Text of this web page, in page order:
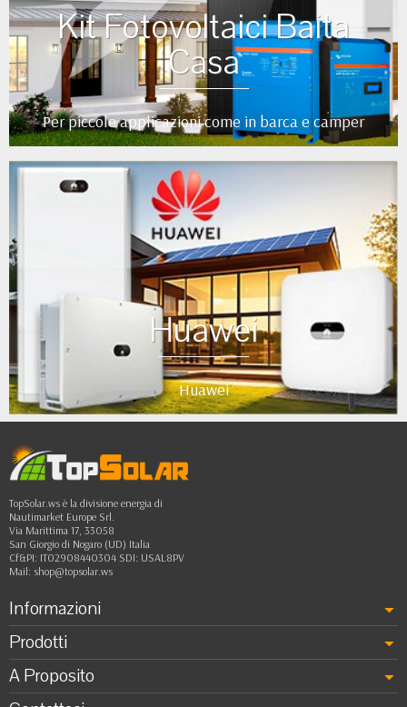
Kit Fotovoltaici Baita
Casa
Per piccole applicazioni come in barca e camper
Huawei
Huawei
TopSolar.ws è la divisione energia di
Nautimarket Europe Srl.
Via Marittima 17, 33058
San Giorgio di Nogaro (UD) Italia
Cf&PI: IT02908440304 SDI: USAL8PV
Mail: shop@topsolar.ws
Informazioni
Prodotti
A Proposito